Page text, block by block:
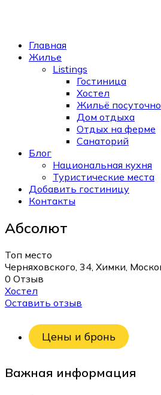
Главная
Жилье
Listings
Гостиница
Хостел
Жильё посуточно
Дом отдыха
Отдых на ферме
Санаторий
Блог
Национальная кухня
Туристические места
Добавить гостиницу
Контакты
Абсолют
Топ место
Черняховского, 34, Химки,
0 Отзыв
Хостел
Оставить отзыв
Цены и бронь
Важная информация